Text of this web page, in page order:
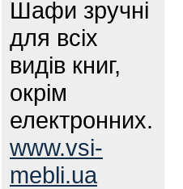
Шафи зручні
для всіх
видів книг,
окрім
електронних.
www.vsi-
mebli.ua